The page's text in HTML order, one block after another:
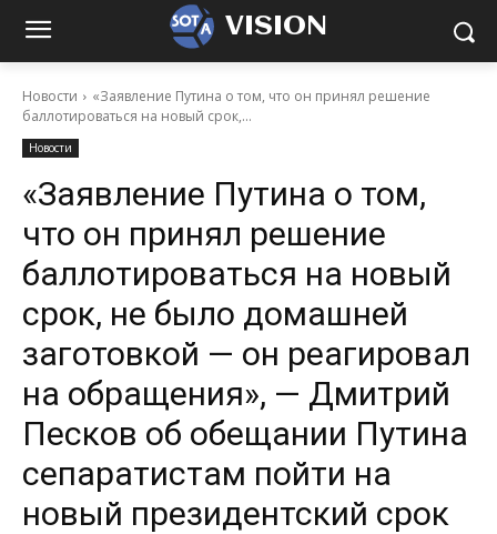
VISION
Новости
«Заявление Путина о том, что он принял решение
баллотироваться на новый срок,...
Новости
«Заявление Путина о том,
что он принял решение
баллотироваться на новый
срок, не было домашней
заготовкой — он реагировал
на обращения», — Дмитрий
Песков об обещании Путина
сепаратистам пойти на
новый президентский срок